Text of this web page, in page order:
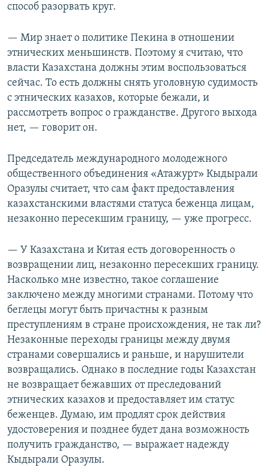
720p
способ разорвать круг.
— Мир знает о политике Пекина в отношении
этнических меньшинств. Поэтому я считаю, что
власти Казахстана должны этим воспользоваться
сейчас. То есть должны снять уголовную судимость
с этнических казахов, которые бежали, и
рассмотреть вопрос о гражданстве. Другого выхода
нет, — говорит он.
Председатель международного молодежного
общественного объединения «Атажурт» Кыдырали
Оразулы считает, что сам факт предоставления
казахстанскими властями статуса беженца лицам,
незаконно пересекшим границу, — уже прогресс.
— У Казахстана и Китая есть договоренность о
возвращении лиц, незаконно пересекших границу.
Насколько мне известно, такое соглашение
заключено между многими странами. Потому что
беглецы могут быть причастны к разным
преступлениям в стране происхождения, не так ли?
Незаконные переходы границы между двумя
странами совершались и раньше, и нарушители
возвращались. Однако в последние годы Казахстан
не возвращает бежавших от преследований
этнических казахов и предоставляет им статус
беженцев. Думаю, им продлят срок действия
удостоверения и позднее будет дана возможность
получить гражданство, — выражает надежду
Кыдырали Оразулы.